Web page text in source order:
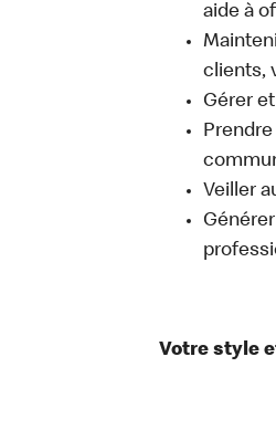
aide à
clients,
Gérer
Veiller
Votre style